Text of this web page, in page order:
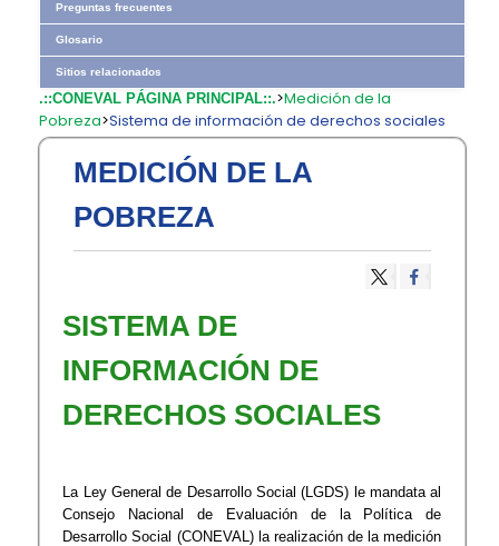
Preguntas frecuentes
Glosario
Sitios relacionados
.::CONEVAL PÁGINA PRINCIPAL::.>Medición de la
Pobreza>Sistema de información de derechos sociales
MEDICIÓN DE LA
POBREZA
SISTEMA DE
INFORMACIÓN DE
DERECHOS SOCIALES
La Ley General de Desarrollo Social (LGDS) le mandata al
Consejo Nacional de Evaluación de la Política de
Desarrollo Social (CONEVAL) la realización de la medición